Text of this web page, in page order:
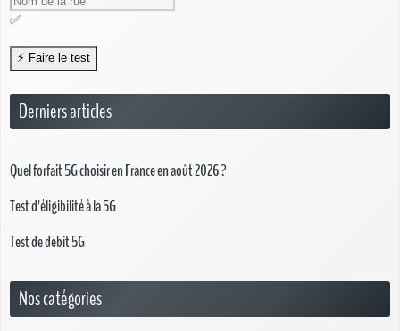
✅
Derniers articles
Quel forfait 5G choisir en France en août 2026 ?
Test d'éligibilité à la 5G
Test de débit 5G
Nos catégories